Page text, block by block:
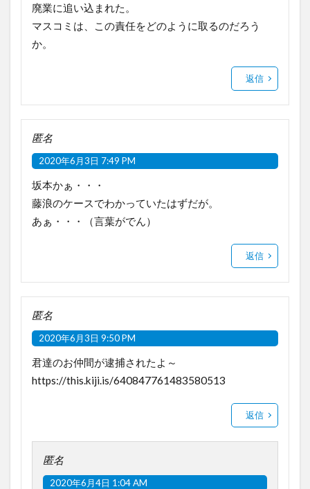
廃業に追い込まれた。
マスコミは、この責任をどのように取るのだろう
か。
返信
匿名
2020年6月3日 7:49 PM
坂本かぁ・・・
藤浪のケースでわかっていたはずだが。
あぁ・・・（言葉がでん）
返信
匿名
2020年6月3日 9:50 PM
君達のお仲間が逮捕されたよ～
https://this.kiji.is/640847761483580513
返信
匿名
2020年6月4日 1:04 AM